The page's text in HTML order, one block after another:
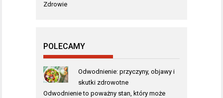
Zdrowie
POLECAMY
Odwodnienie: przyczyny, objawy i
skutki zdrowotne
Odwodnienie to poważny stan, który może